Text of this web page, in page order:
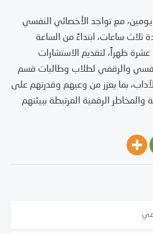
مع تواجد الأخصائي النفسي
ثلاث ساعات، ابتداءً من الساعة
عشرة ظهراً، لتقديم الاستشارات
والرقمي لطلاب وطالبات قسم
بما يعزز من وعيهم وقدرتهم على
الرقمية المرتبطة ببيئتهم